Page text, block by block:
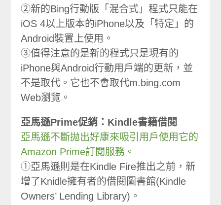
②新的Bing行動版「混合式」程式只能在
iOS 4以上版本的iPhone以及「特定」的
Android裝置上使用。
③值得注意的是新的程式只是現有的
iPhone與Android行動用戶端的更新，並
不是取代。它也不會取代m.bing.com
Web瀏覽。
亞馬遜Prime促銷：Kindle書籍借閱
亞馬遜不斷拋出好康來吸引用戶使用它的
Amazon Prime訂閱服務。
①亞馬遜則是在Kindle Fire推出之前，新
增了Knidle擁有者的借閱圖書館(Kindle
Owners’ Lending Library)。